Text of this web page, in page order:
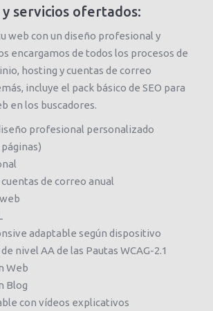
y servicios ofertados:
web con un diseño profesional y
encargamos de todos los procesos de
hosting y cuentas de correo
incluye el pack básico de SEO para
en los buscadores.
profesional personalizado
de correo anual
adaptable según dispositivo
nivel AA de las Pautas WCAG-2.1
Web
Blog
con vídeos explicativos